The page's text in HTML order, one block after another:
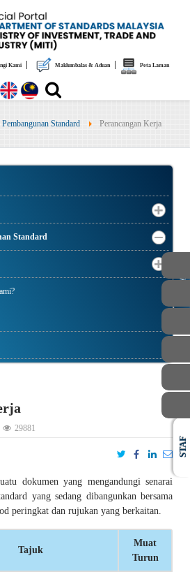
Kami| Maklumbalas & Aduan| Peta Laman
Pembangunan Standard Perancangan Kerja
Standard
29881
dokumen yang mengandungi senarai
yang sedang dibangunkan bersama
peringkat dan rujukan yang berkaitan.
Tajuk
Muat
Turun
STAF